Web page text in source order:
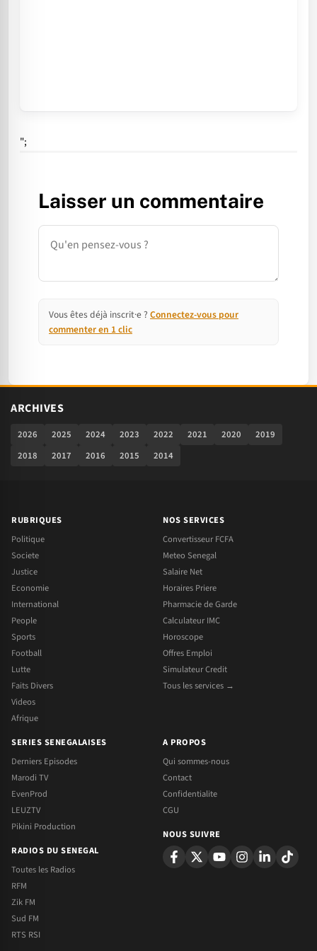
";
Laisser un commentaire
Commentaire
Vous êtes déjà inscrit·e ? Connectez-vous pour
commenter en 1 clic
ARCHIVES
2026 2025 2024 2023 2022 2021 2020
2019
2018
2017 2016 2015 2014
RUBRIQUES
Politique
Societe
Justice
Economie
International
People
Sports
Football
Lutte
Faits Divers
Videos
Afrique
NOS SERVICES
Convertisseur FCFA
Meteo Senegal
Salaire Net
Horaires Priere
Pharmacie de Garde
Calculateur IMC
Horoscope
Offres Emploi
Simulateur Credit
Tous les services →
SERIES SENEGALAISES
Derniers Episodes
Marodi TV
EvenProd
LEUZTV
Pikini Production
RADIOS DU SENEGAL
Toutes les Radios
RFM
Zik FM
Sud FM
RTS RSI
A PROPOS
Qui sommes-nous
Contact
Confidentialite
CGU
NOUS SUIVRE